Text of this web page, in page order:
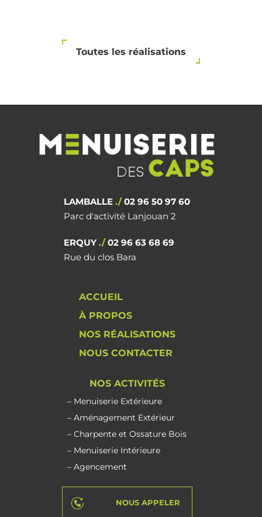
Toutes les réalisations
LAMBALLE./ 02 96 50 97 60
Parc d'activité Lanjouan 2
ERQUY./ 02 96 63 68 69
Rue du clos Bara
ACCUEIL
À PROPOS
NOS RÉALISATIONS
NOUS CONTACTER
NOS ACTIVITÉS
– Menuiserie Extérieure
– Aménagement Extérieur
– Charpente et Ossature Bois
– Menuiserie Intérieure
– Agencement
NOUS APPELER